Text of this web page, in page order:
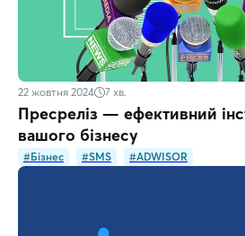
22 жовтня 2024 7 хв.
Пресреліз — ефективний
вашого бізнесу
#Бізнес #SMS #ADWISOR